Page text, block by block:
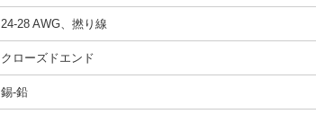
24-28 AWG、撚り線
クローズドエンド
錫-鉛